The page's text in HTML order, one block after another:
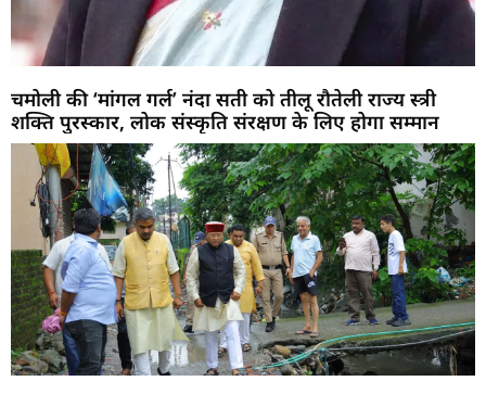
चमोली की ‘मांगल गर्ल’ नंदा सती को तीलू रौतेली राज्य स्त्री
शक्ति पुरस्कार, लोक संस्कृति संरक्षण के लिए होगा सम्मान